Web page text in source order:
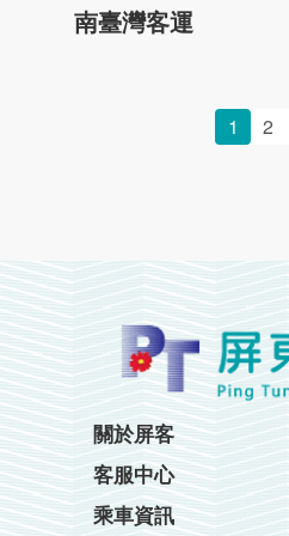
南臺灣客運
1 2
關於屏客
客服中心
乘車資訊